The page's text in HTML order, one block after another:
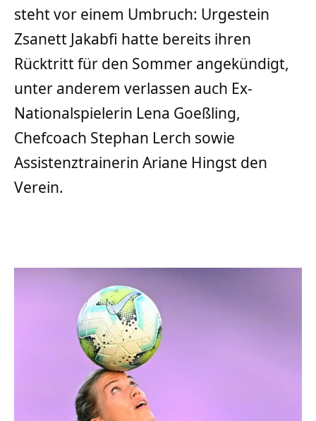
steht vor einem Umbruch: Urgestein
Zsanett Jakabfi hatte bereits ihren
Rücktritt für den Sommer angekündigt,
unter anderem verlassen auch Ex-
Nationalspielerin Lena Goeßling,
Chefcoach Stephan Lerch sowie
Assistenztrainerin Ariane Hingst den
Verein.